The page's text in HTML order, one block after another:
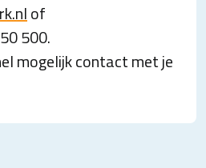
of
500.
mogelijk contact met je